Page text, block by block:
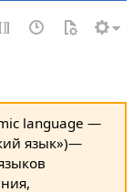
language —
язык»)—